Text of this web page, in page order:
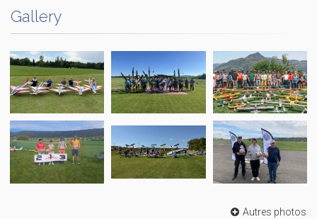
Gallery
Autres photos